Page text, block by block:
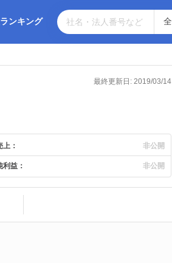
ンキング
最終更新日: 2019/03/14
上： 非公開
利益： 非公開